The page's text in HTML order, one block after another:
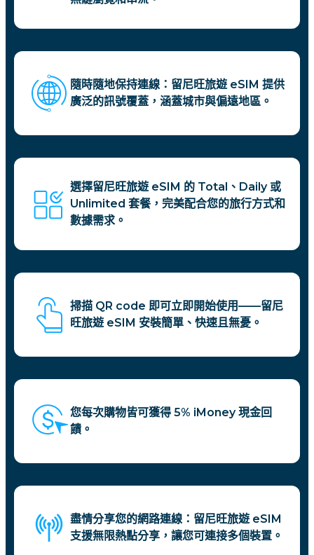
隨時隨地保持連線：留尼旺旅遊 eSIM 提供
廣泛的訊號覆蓋，涵蓋城市與偏遠地區。
選擇留尼旺旅遊 eSIM 的 Total、Daily 或
Unlimited 套餐，完美配合您的旅行方式和
數據需求。
掃描 QR code 即可立即開始使用——留尼
旺旅遊 eSIM 安裝簡單、快速且無憂。
您每次購物皆可獲得 5% iMoney 現金回
饋。
盡情分享您的網路連線：留尼旺旅遊 eSIM
支援無限熱點分享，讓您可連接多個裝置。